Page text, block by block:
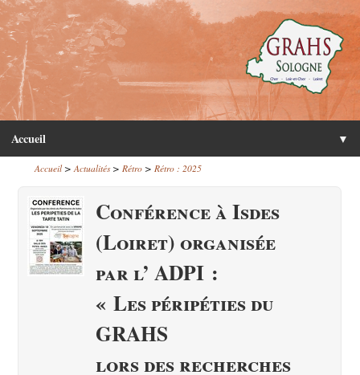
Accueil ▼
Accueil> Actualités> Rétro> Rétro : 2025
Conférence à Isdes
(Loiret) organisée
par l’ ADPI :
« Les péripéties du
GRAHS
lors des recherches